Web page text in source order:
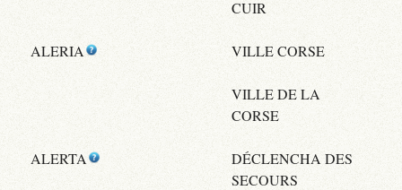
CUIR
ALERIA VILLE CORSE
VILLE DE LA
CORSE
ALERTA
DÉCLENCHA DES
SECOURS